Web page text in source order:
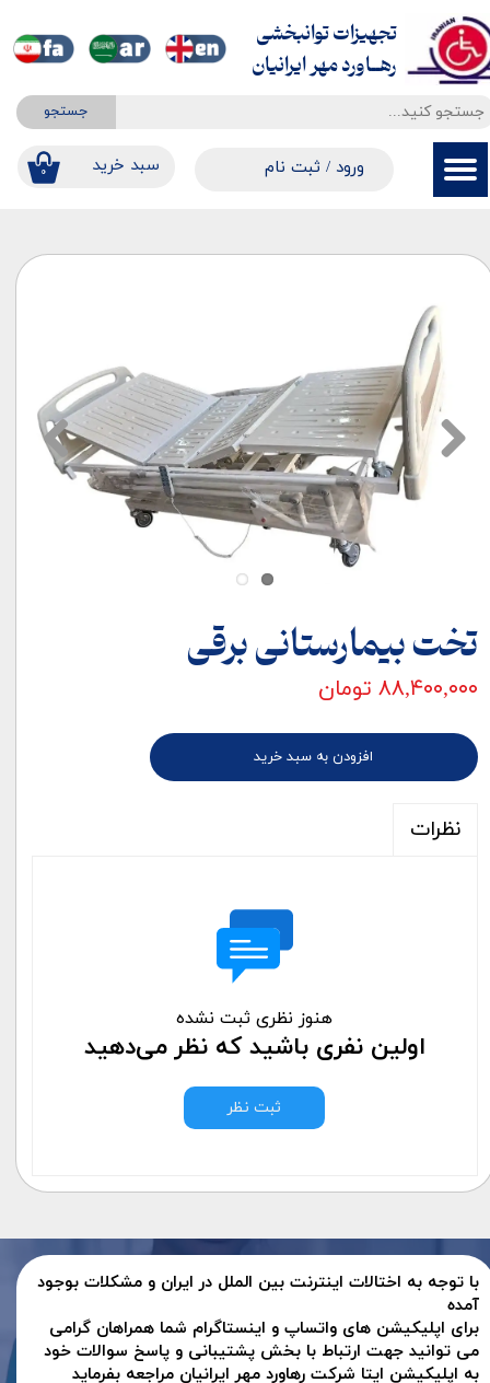
جستجو
۰ ​​سبد خرید ورود / ثبت نام
حساب کاربری من
سفارشات
خروج از حساب کاربری
تجهیزات توانبخشی
​​​​​​​رهــاورد مهر ایرانیان
تخت بیمارستانی برقی
۸۸,۴۰۰,۰۰۰ تومان
افزودن به سبد خرید
نظرات
هنوز نظری ثبت نشده
اولین نفری باشید که نظر می‌دهید
ثبت نظر
با توجه به اختالات اینترنت بین الملل در ایران و مشکلات بوجود
آمده
برای اپلیکیشن های واتساپ و اینستاگرام شما همراهان گرامی
می توانید جهت ارتباط با بخش پشتیبانی و پاسخ سوالات خود
به اپلیکیشن ایتا شرکت رهاورد مهر ایرانیان مراجعه بفرماید